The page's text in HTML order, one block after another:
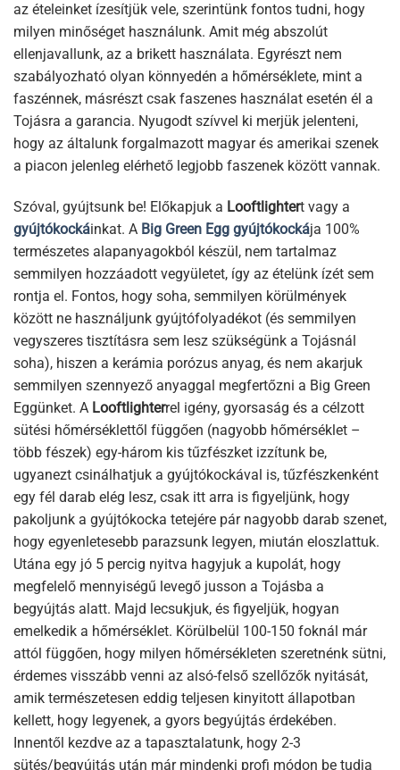
az ételeinket ízesítjük vele, szerintünk fontos tudni, hogy
milyen minőséget használunk. Amit még abszolút
ellenjavallunk, az a brikett használata. Egyrészt nem
szabályozható olyan könnyedén a hőmérséklete, mint a
faszénnek, másrészt csak faszenes használat esetén él a
Tojásra a garancia. Nyugodt szívvel ki merjük jelenteni,
hogy az általunk forgalmazott magyar és amerikai szenek
a piacon jelenleg elérhető legjobb faszenek között vannak.
Szóval, gyújtsunk be! Előkapjuk a Looftlightert vagy a
gyújtókockáinkat. A Big Green Egg gyújtókockája 100%
természetes alapanyagokból készül, nem tartalmaz
semmilyen hozzáadott vegyületet, így az ételünk ízét sem
rontja el. Fontos, hogy soha, semmilyen körülmények
között ne használjunk gyújtófolyadékot (és semmilyen
vegyszeres tisztításra sem lesz szükségünk a Tojásnál
soha), hiszen a kerámia porózus anyag, és nem akarjuk
semmilyen szennyező anyaggal megfertőzni a Big Green
Eggünket. A Looftlighterrel igény, gyorsaság és a célzott
sütési hőmérséklettől függően (nagyobb hőmérséklet –
több fészek) egy-három kis tűzfészket izzítunk be,
ugyanezt csinálhatjuk a gyújtókockával is, tűzfészkenként
egy fél darab elég lesz, csak itt arra is figyeljünk, hogy
pakoljunk a gyújtókocka tetejére pár nagyobb darab szenet,
hogy egyenletesebb parazsunk legyen, miután eloszlattuk.
Utána egy jó 5 percig nyitva hagyjuk a kupolát, hogy
megfelelő mennyiségű levegő jusson a Tojásba a
begyújtás alatt. Majd lecsukjuk, és figyeljük, hogyan
emelkedik a hőmérséklet. Körülbelül 100-150 foknál már
attól függően, hogy milyen hőmérsékleten szeretnénk sütni,
érdemes visszább venni az alsó-felső szellőzők nyitását,
amik természetesen eddig teljesen kinyitott állapotban
kellett, hogy legyenek, a gyors begyújtás érdekében.
Innentől kezdve az a tapasztalatunk, hogy 2-3
sütés/begyújtás után már mindenki profi módon be tudja